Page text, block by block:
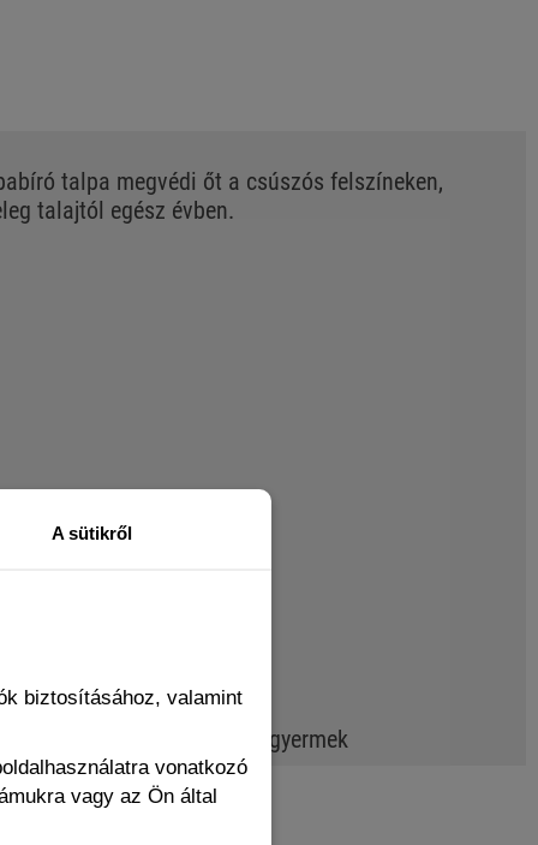
A sütikről
biztosításához, valamint
vonatkozó
vagy az Ön által
talpa megvédi őt a csúszós felszíneken,
talajtól egész évben.
mintha mezítláb lenne a gyermek